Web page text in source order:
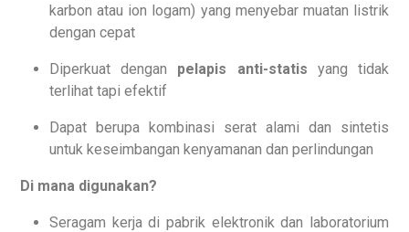
karbon atau ion logam) yang menyebar muatan listrik
dengan cepat
Diperkuat dengan pelapis anti-statis yang tidak
terlihat tapi efektif
Dapat berupa kombinasi serat alami dan sintetis
untuk keseimbangan kenyamanan dan perlindungan
Di mana digunakan?
Seragam kerja di pabrik elektronik dan laboratorium